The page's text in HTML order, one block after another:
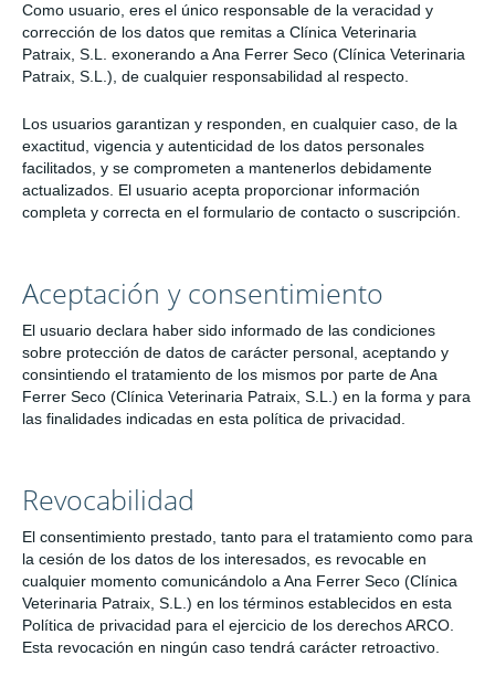
Como usuario, eres el único responsable de la veracidad y
corrección de los datos que remitas a Clínica Veterinaria
Patraix, S.L. exonerando a Ana Ferrer Seco (Clínica Veterinaria
Patraix, S.L.), de cualquier responsabilidad al respecto.
Los usuarios garantizan y responden, en cualquier caso, de la
exactitud, vigencia y autenticidad de los datos personales
facilitados, y se comprometen a mantenerlos debidamente
actualizados. El usuario acepta proporcionar información
completa y correcta en el formulario de contacto o suscripción.
Aceptación y consentimiento
El usuario declara haber sido informado de las condiciones
sobre protección de datos de carácter personal, aceptando y
consintiendo el tratamiento de los mismos por parte de Ana
Ferrer Seco (Clínica Veterinaria Patraix, S.L.) en la forma y para
las finalidades indicadas en esta política de privacidad.
Revocabilidad
El consentimiento prestado, tanto para el tratamiento como para
la cesión de los datos de los interesados, es revocable en
cualquier momento comunicándolo a Ana Ferrer Seco (Clínica
Veterinaria Patraix, S.L.) en los términos establecidos en esta
Política de privacidad para el ejercicio de los derechos ARCO.
Esta revocación en ningún caso tendrá carácter retroactivo.